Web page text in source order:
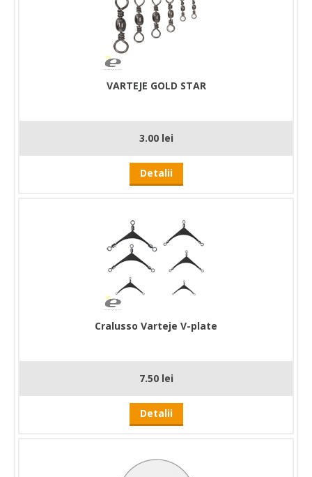
VARTEJE GOLD STAR
3.00 lei
Detalii
Cralusso Varteje V-plate
7.50 lei
Detalii